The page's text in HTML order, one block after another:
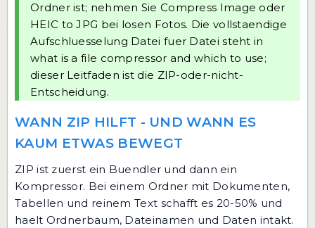
Ordner ist; nehmen Sie Compress Image oder
HEIC to JPG bei losen Fotos. Die vollstaendige
Aufschluesselung Datei fuer Datei steht in
what is a file compressor and which to use;
dieser Leitfaden ist die ZIP-oder-nicht-
Entscheidung.
WANN ZIP HILFT - UND WANN ES
KAUM ETWAS BEWEGT
ZIP ist zuerst ein Buendler und dann ein
Kompressor. Bei einem Ordner mit Dokumenten,
Tabellen und reinem Text schafft es 20-50% und
haelt Ordnerbaum, Dateinamen und Daten intakt.